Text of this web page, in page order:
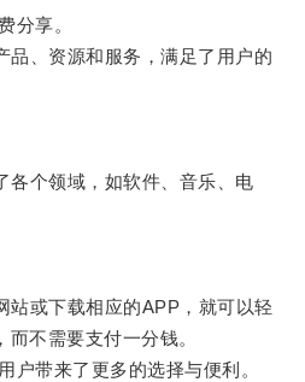
享。
、资源和服务，满足了用户的
个领域，如软件、音乐、电
或下载相应的APP，就可以轻
不需要支付一分钱。
带来了更多的选择与便利。